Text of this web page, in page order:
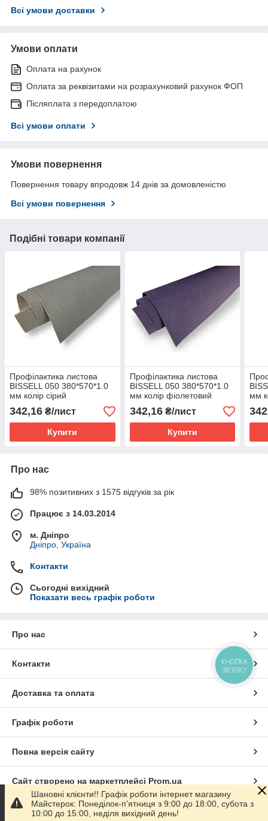
Всі умови доставки
Умови оплати
Оплата на рахунок
Оплата за реквізитами на розрахунковий рахунок ФОП
Післяплата з передоплатою
Всі умови оплати
Умови повернення
Повернення товару впродовж 14 днів за домовленістю
Всі умови повернення
Подібні товари компанії
Профілактика листова
BISSELL 050 380*570*1.0
мм колір сірий
342,16 ₴/лист
Купити
Профілактика листова
BISSELL 050 380*570*1.0
мм колір фіолетовий
342,16₴/лист
Купити
мм
Про нас
98% позитивних з 1575 відгуків за рік
Працює з 14.03.2014
м. Дніпро
Дніпро, Україна
Контакти
Сьогодні вихідний
Показати весь графік роботи
Про нас
Контакти
Доставка та оплата
Графік роботи
Повна версія сайту
Сайт створено на маркетплейсі Prom.ua
Політика конфіденційності
Шановні клієнти!! Графік роботи інтернет магазину
Майстерок: Понеділок-п'ятниця з 9:00 до 18:00, субота з
10:00 до 15:00, неділя вихідний день!
КНОПКА
ЗВ'ЯЗКУ